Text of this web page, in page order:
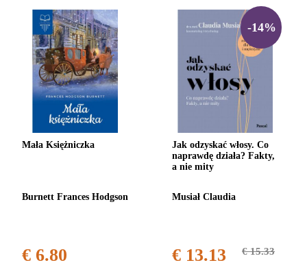
Mała Księżniczka
Burnett Frances Hodgson
€ 6.80
Jak odzyskać włosy. Co
naprawdę działa? Fakty,
a nie mity
Musiał Claudia
€ 13.13 € 15.33
-14%